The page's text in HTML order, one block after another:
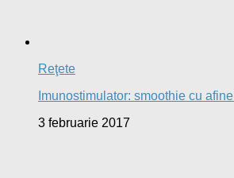
Reţete
Imunostimulator: smoothie cu
3 februarie 2017